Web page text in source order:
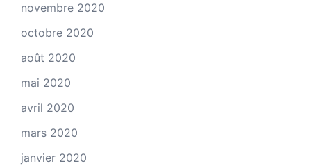
novembre 2020
octobre 2020
août 2020
mai 2020
avril 2020
mars 2020
janvier 2020